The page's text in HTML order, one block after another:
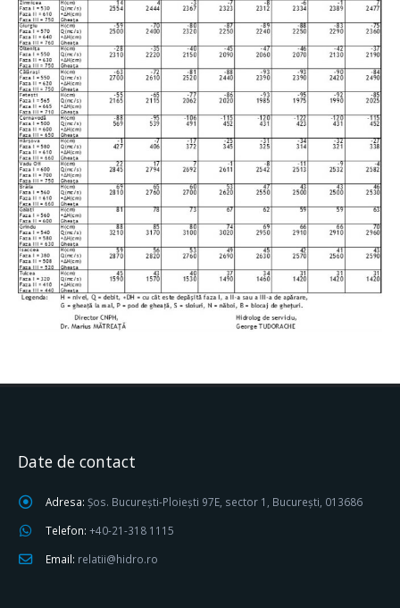
Date de contact
Adresa: Șos. București-Ploiești 97E, sector 1, București, 013686
Telefon: +40-21-318 1115
Email: relatii@hidro.ro